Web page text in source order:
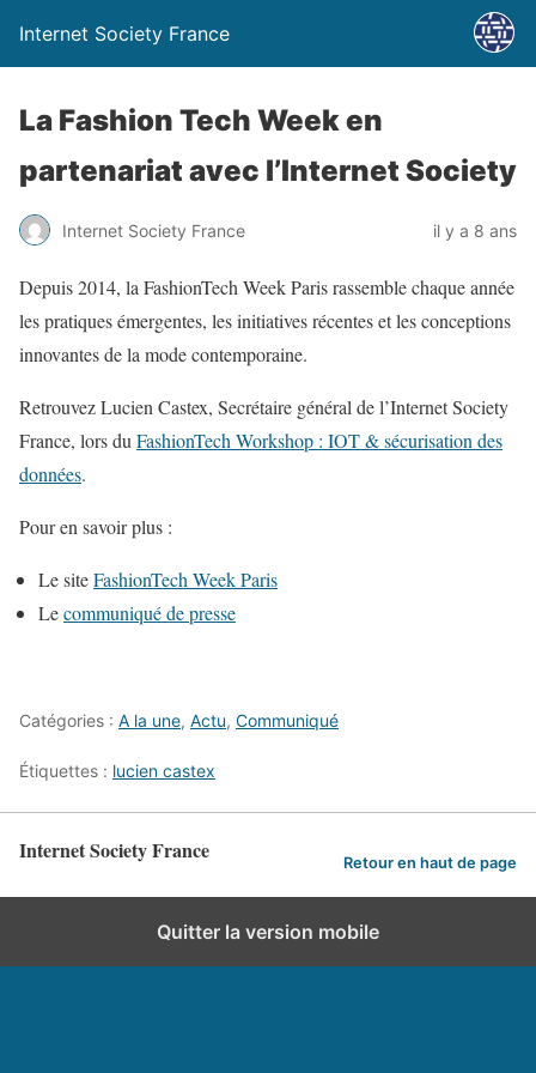
Internet Society France
La Fashion Tech Week en
partenariat avec l’Internet Society
Internet Society France il y a 8 ans
Depuis 2014, la FashionTech Week Paris rassemble chaque année
les pratiques émergentes, les initiatives récentes et les conceptions
innovantes de la mode contemporaine.
Retrouvez Lucien Castex, Secrétaire général de l’Internet Society
France, lors du FashionTech Workshop : IOT & sécurisation des
données.
Pour en savoir plus :
Le siteFashionTech Week Paris
Lecommuniqué de presse
Catégories : A la une, Actu, Communiqué
Étiquettes : lucien castex
Internet Society France Retour en haut de page
Quitter la version mobile